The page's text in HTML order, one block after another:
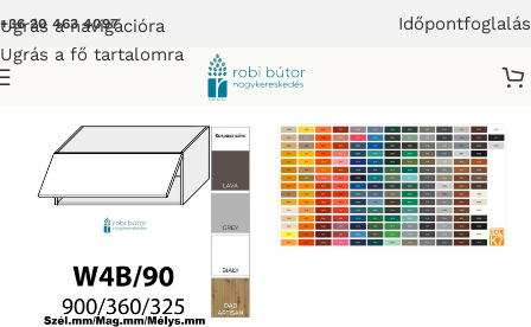
Ugrás a navigációra
Ugrás a fő tartalomra
+36 20 463 4097 Időpontfoglalás
KONYHABÚTOR MAGASFÉNYŰ FRONTOKKAL_BÚTOR